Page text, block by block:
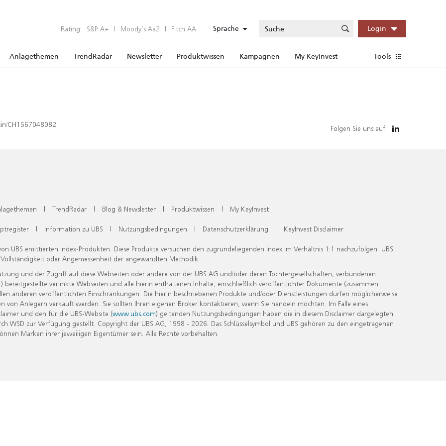
Rating: S&P A+ | Moody’s Aa2 | Fitch AA Sprache Login
Anlagethemen TrendRadar Newsletter Produktwissen Kampagnen My KeyInvest Tools
CH1567048082 Folgen Sie uns auf
| TrendRadar | Blog & Newsletter | Produktwissen | My KeyInvest
| Information zu UBS | Nutzungsbedingungen | Datenschutzerklärung | KeyInvest Disclaimer
UBS emittierten Index-Produkten. Diese Produkte versuchen den zugrundeliegenden Index im Verhältnis 1:1 nachzufolgen. UBS
oder Angemessenheit der angewandten Methodik.
und der Zugriff auf diese Webseiten oder andere von der UBS AG und/oder deren Tochtergesellschaften, verbundenen
verlinkte Webseiten und alle hierin enthaltenen Inhalte, einschließlich veröffentlichter Dokumente (zusammen
anderen veröffentlichten Einschränkungen. Die hierin beschriebenen Produkte und/oder Dienstleistungen dürfen möglicherweise
Anlegern verkauft werden. Sie sollten Ihren eigenen Broker kontaktieren, wenn Sie handeln möchten. Im Falle eines
und den für die UBS-Website (www.ubs.com) geltenden Nutzungsbedingungen haben die in diesem Disclaimer dargelegten
zur Verfügung gestellt. Copyright der UBS AG, 1998 - 2026. Das Schlüsselsymbol und UBS gehören zu den eingetragenen
Marken ihrer jeweiligen Eigentümer sein. Alle Rechte vorbehalten.